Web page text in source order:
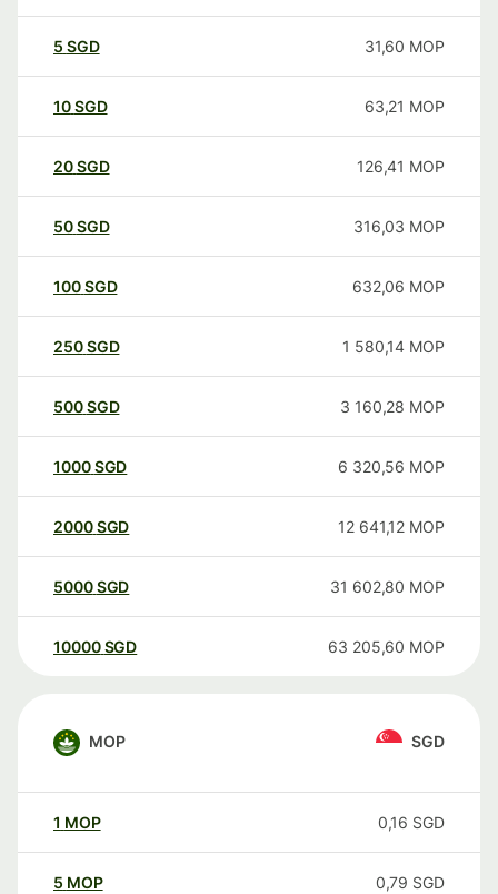
5 SGD 31,60 MOP
10SGD 63,21 MOP
20SGD 126,41 MOP
50SGD 316,03 MOP
100SGD 632,06 MOP
250SGD 1 580,14 MOP
500SGD 3 160,28 MOP
1000SGD 6 320,56 MOP
2000SGD 12 641,12 MOP
5000SGD 31 602,80 MOP
10000 SGD 63 205,60 MOP
MOP SGD
1 MOP 0,16 SGD
5 MOP 0,79 SGD